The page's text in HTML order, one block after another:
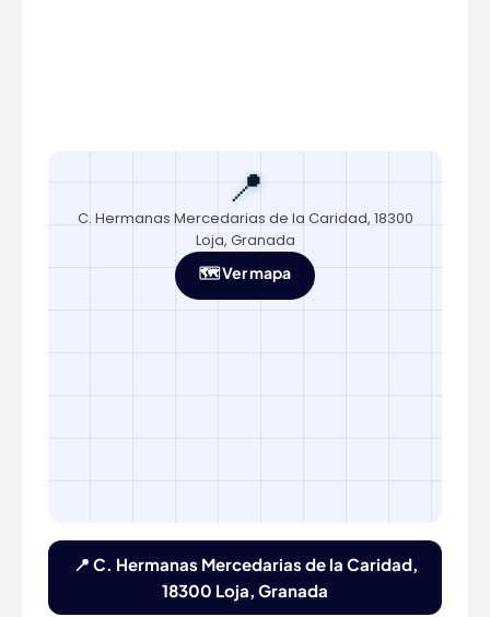
📍
C. Hermanas Mercedarias de la Caridad, 18300
Loja, Granada
🗺️ Ver mapa
📍 C. Hermanas Mercedarias de la Caridad,
18300 Loja, Granada